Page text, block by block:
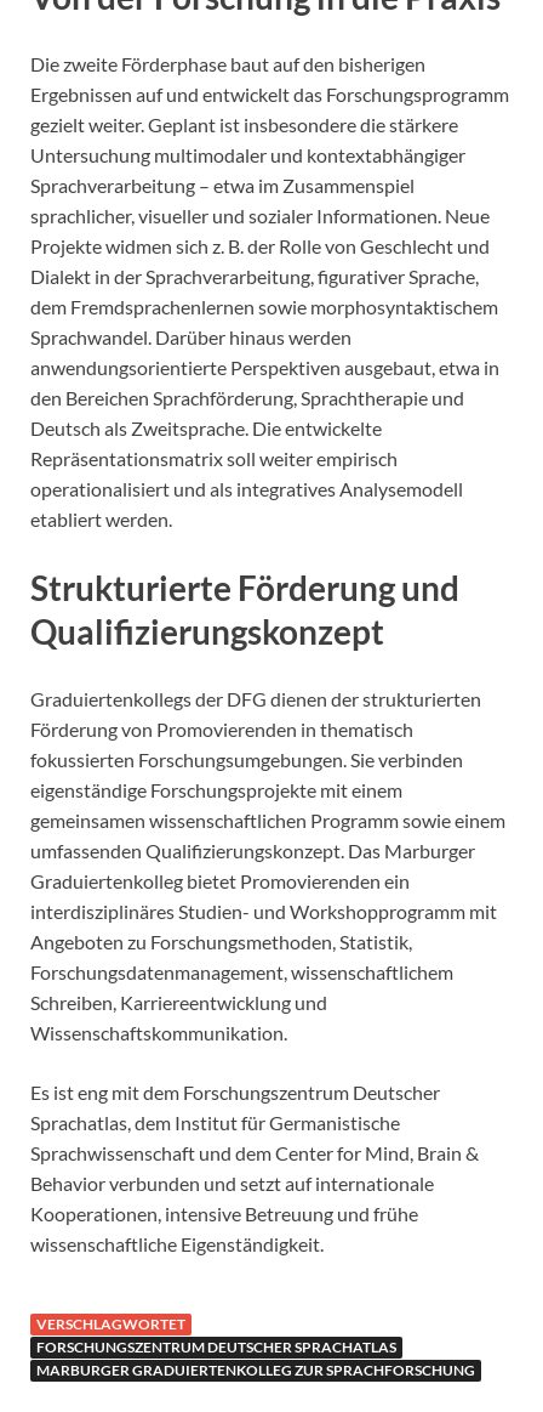
Die zweite Förderphase baut auf den bisherigen
Ergebnissen auf und entwickelt das Forschungsprogramm
gezielt weiter. Geplant ist insbesondere die stärkere
Untersuchung multimodaler und kontextabhängiger
Sprachverarbeitung – etwa im Zusammenspiel
sprachlicher, visueller und sozialer Informationen. Neue
Projekte widmen sich z. B. der Rolle von Geschlecht und
Dialekt in der Sprachverarbeitung, figurativer Sprache,
dem Fremdsprachenlernen sowie morphosyntaktischem
Sprachwandel. Darüber hinaus werden
anwendungsorientierte Perspektiven ausgebaut, etwa in
den Bereichen Sprachförderung, Sprachtherapie und
Deutsch als Zweitsprache. Die entwickelte
Repräsentationsmatrix soll weiter empirisch
operationalisiert und als integratives Analysemodell
etabliert werden.
Strukturierte Förderung und
Qualifizierungskonzept
Graduiertenkollegs der DFG dienen der strukturierten
Förderung von Promovierenden in thematisch
fokussierten Forschungsumgebungen. Sie verbinden
eigenständige Forschungsprojekte mit einem
gemeinsamen wissenschaftlichen Programm sowie einem
umfassenden Qualifizierungskonzept. Das Marburger
Graduiertenkolleg bietet Promovierenden ein
interdisziplinäres Studien- und Workshopprogramm mit
Angeboten zu Forschungsmethoden, Statistik,
Forschungsdatenmanagement, wissenschaftlichem
Schreiben, Karriereentwicklung und
Wissenschaftskommunikation.
Es ist eng mit dem Forschungszentrum Deutscher
Sprachatlas, dem Institut für Germanistische
Sprachwissenschaft und dem Center for Mind, Brain &
Behavior verbunden und setzt auf internationale
Kooperationen, intensive Betreuung und frühe
wissenschaftliche Eigenständigkeit.
VERSCHLAGWORTET
FORSCHUNGSZENTRUM DEUTSCHER SPRACHATLAS
MARBURGER GRADUIERTENKOLLEG ZUR SPRACHFORSCHUNG